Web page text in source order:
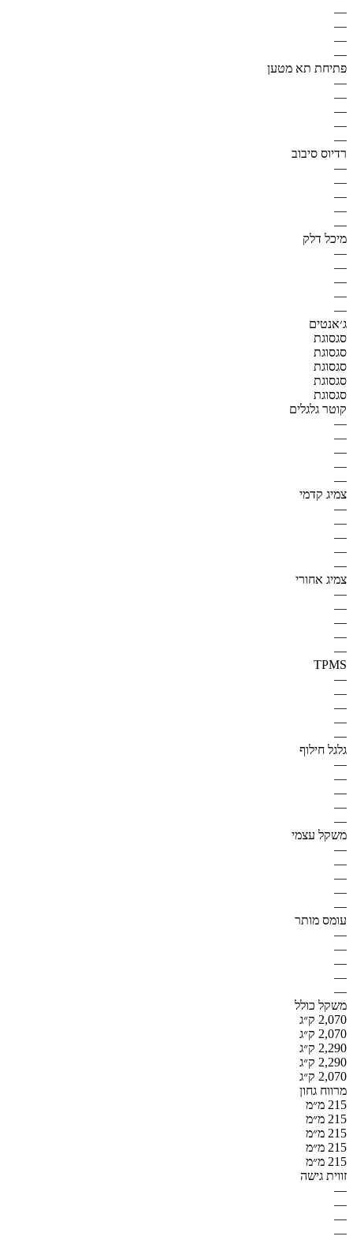
—
—
—
—
פתיחת תא מטען
—
—
—
—
—
רדיוס סיבוב
—
—
—
—
—
מיכל דלק
—
—
—
—
—
ג׳אנטים
סגסוגת
סגסוגת
סגסוגת
סגסוגת
סגסוגת
קוטר גלגלים
—
—
—
—
—
צמיג קדמי
—
—
—
—
—
צמיג אחורי
—
—
—
—
—
TPMS
—
—
—
—
—
גלגל חילוף
—
—
—
—
—
משקל עצמי
—
—
—
—
—
עומס מותר
—
—
—
—
—
משקל כולל
2,070 ק״ג
2,070 ק״ג
2,290 ק״ג
2,290 ק״ג
2,070 ק״ג
מרווח גחון
215 מ״מ
215 מ״מ
215 מ״מ
215 מ״מ
215 מ״מ
זווית גישה
—
—
—
—